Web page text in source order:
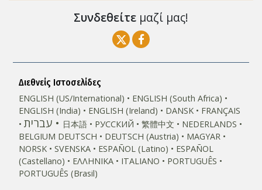
Συνδεθείτε μαζί μας!
Διεθνείς Ιστοσελίδες
ENGLISH (US/International)
ENGLISH (South Africa)
ENGLISH (India)
ENGLISH (Ireland) DANSK FRANÇAIS
עברית 日本語 РУССКИЙ 繁體中文
NEDERLANDS
BELGIUM DEUTSCH DEUTSCH (Austria)
MAGYAR
NORSK
SVENSKA ESPAÑOL (Latino)
ESPAÑOL
(Castellano)
ΕΛΛΗΝΙΚA ITALIANO
PORTUGUÊS
PORTUGUÊS (Brasil)‎